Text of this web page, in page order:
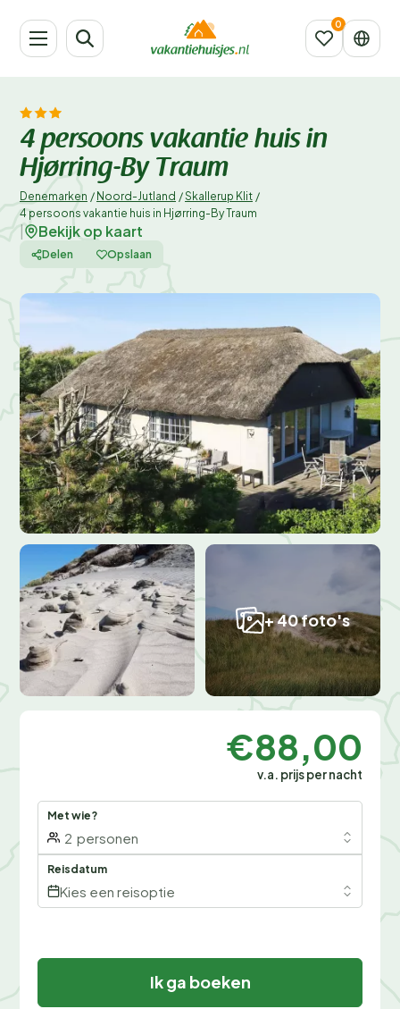
4 persoons vakantie huis in
Hjørring-By Traum
Denemarken / Noord-Jutland /Skallerup Klit /
4 persoons vakantie huis in Hjørring-By Traum
Bekijk op kaart
Delen Opslaan
+ 40 foto's
€88,00
v.a. prijs per nacht
Met wie?
2 personen
Reisdatum
Kies een reisoptie
Ik ga boeken